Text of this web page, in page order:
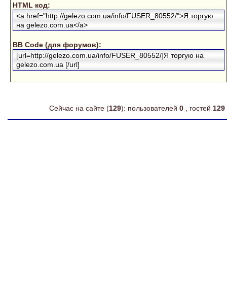
HTML код:
<a href="http://gelezo.com.ua/info/FUSER_80552/">Я торгую
на gelezo.com.ua</a>
BB Code (для форумов):
[url=http://gelezo.com.ua/info/FUSER_80552/]Я торгую на
gelezo.com.ua [/url]
Сейчас на сайте (129): пользователей 0 , гостей 129